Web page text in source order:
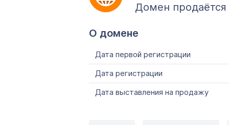
Домен продаётся
О домене
Дата первой регистрации
Дата регистрации
Дата выставления на продажу